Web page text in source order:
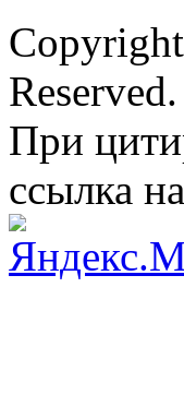
Reserved.
При
ссылка